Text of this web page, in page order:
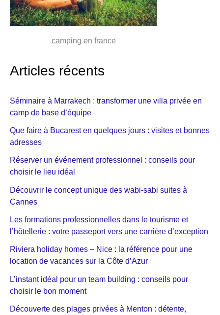
camping en france
Articles récents
Séminaire à Marrakech : transformer une villa privée en
camp de base d’équipe
Que faire à Bucarest en quelques jours : visites et bonnes
adresses
Réserver un événement professionnel : conseils pour
choisir le lieu idéal
Découvrir le concept unique des wabi-sabi suites à
Cannes
Les formations professionnelles dans le tourisme et
l’hôtellerie : votre passeport vers une carrière d’exception
Riviera holiday homes – Nice : la référence pour une
location de vacances sur la Côte d’Azur
L’instant idéal pour un team building : conseils pour
choisir le bon moment
Découverte des plages privées à Menton : détente,